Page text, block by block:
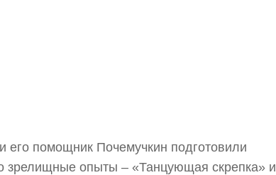
его помощник Почемучкин подготовили
зрелищные опыты – «Танцующая скрепка» и